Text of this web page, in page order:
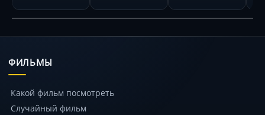
ФИЛЬМЫ
Какой фильм посмотреть
Случайный фильм